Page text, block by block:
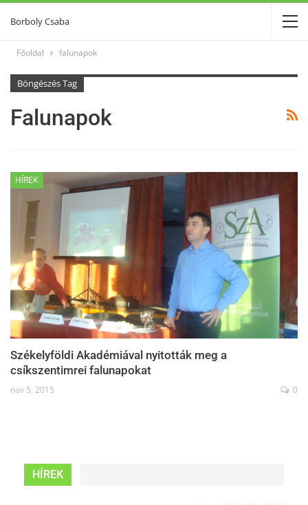
Borboly Csaba
Főoldal falunapok
Böngészés Tag
Falunapok
HÍREK
Székelyföldi Akadémiával nyitották meg a
csíkszentimrei falunapokat
nov 5, 2015 0
HÍREK